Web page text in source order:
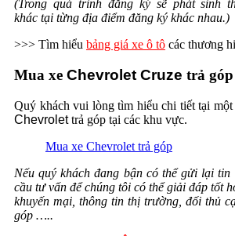
(Trong quá trình đăng ký sẽ phát sinh
khác tại từng địa điểm đăng ký khác nhau.)
>>> Tìm hiểu bảng giá xe ô tô các thương
Mua xe Chevrolet Cruze trả góp
Quý khách vui lòng tìm hiểu chi tiết tại một
Chevrolettrả góp tại các khu vực.
Mua xe Chevrolet trả góp
Nếu quý khách đang bận có thể gửi lại
cầu tư vấn để chúng tôi có thể giải đáp tốt
khuyến mại, thông tin thị trường, đối thủ
góp …..